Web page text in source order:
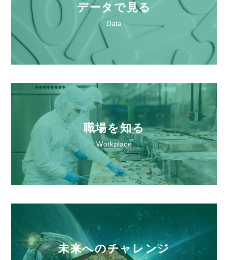
データで見る
Data
職場を知る
Workplace
未来へのチャレンジ